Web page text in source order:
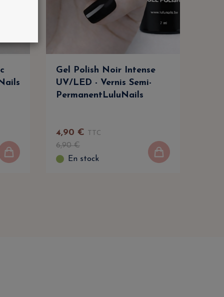
Gel Polish Noir Intense
UV/LED - Vernis Semi-
PermanentLuluNails
4,90 € TTC
6,90€
En stock